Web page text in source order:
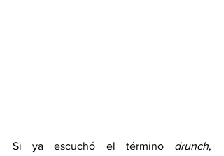
Si ya escuchó el término drunch,